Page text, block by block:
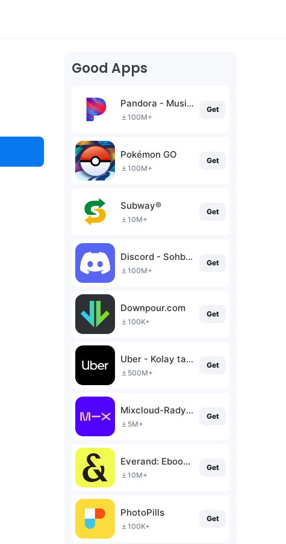
Good Apps
Pandora - Music & Podcasts
100M+
Get
Pokémon GO
100M+
Get
Subway®
10M+
Get
Discord - Sohbet Et & Konuş
100M+
Get
Downpour.com
100K+
Get
Uber - Kolay taksi yolculuğu
500M+
Get
Mixcloud-Radyo ve DJ miksleri
5M+
Get
Everand: Ebooks and audiobooks
10M+
Get
PhotoPills
100K+
Get